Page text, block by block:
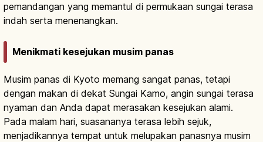
pemandangan yang memantul di permukaan sungai terasa
indah serta menenangkan.
Menikmati kesejukan musim panas
Musim panas di Kyoto memang sangat panas, tetapi
dengan makan di dekat Sungai Kamo, angin sungai terasa
nyaman dan Anda dapat merasakan kesejukan alami.
Pada malam hari, suasananya terasa lebih sejuk,
menjadikannya tempat untuk melupakan panasnya musim